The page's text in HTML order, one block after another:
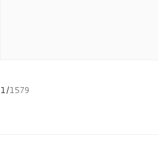
1/1579